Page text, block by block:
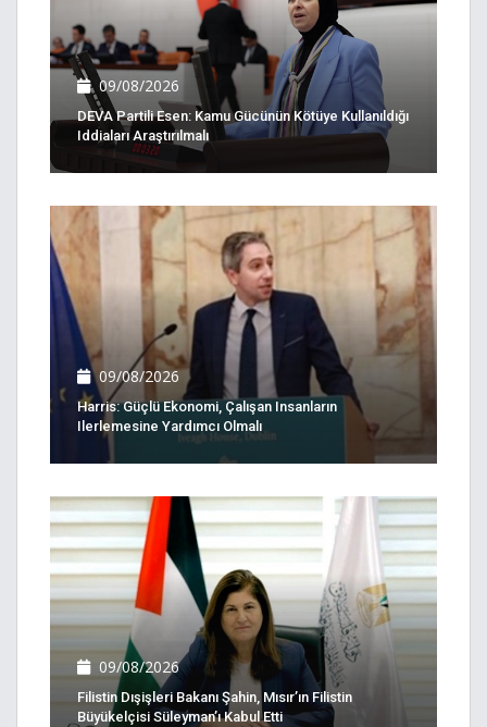
09/08/2026
DEVA Partili Esen: Kamu Gücünün Kötüye Kullanıldığı
Iddiaları Araştırılmalı
09/08/2026
Harris: Güçlü Ekonomi, Çalışan Insanların
Ilerlemesine Yardımcı Olmalı
09/08/2026
Filistin Dışişleri Bakanı Şahin, Mısır’ın Filistin
Büyükelçisi Süleyman’ı Kabul Etti